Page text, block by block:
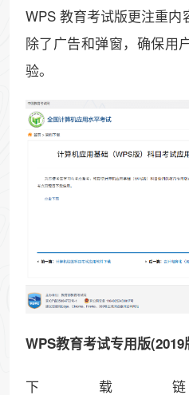
WPS 教育考试版更注重内
除了广告和弹窗，确保用
验。
WPS教育考试专用版(2019
下载